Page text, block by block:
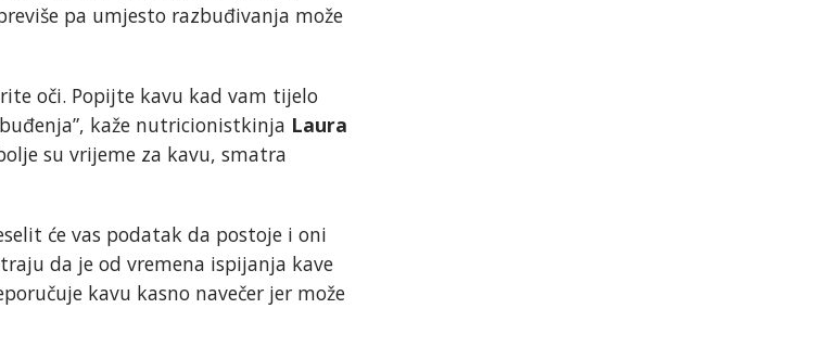
pa umjesto razbuđivanja može
oči. Popijte kavu kad vam tijelo
kaže nutricionistkinja Laura
su vrijeme za kavu, smatra
će vas podatak da postoje i oni
da je od vremena ispijanja kave
kavu kasno navečer jer može